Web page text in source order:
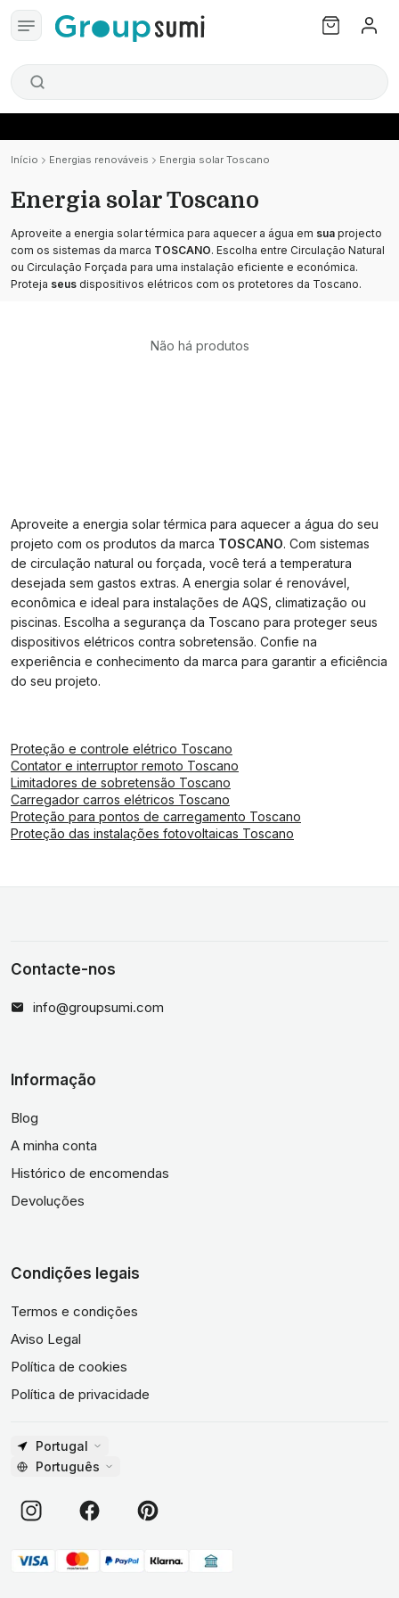
Início Energias renováveis Energia solar Toscano
Energia solar Toscano
Aproveite a energia solar térmica para aquecer a água em sua projecto
com os sistemas da marca TOSCANO. Escolha entre Circulação Natural
ou Circulação Forçada para uma instalação eficiente e económica.
Proteja seus dispositivos elétricos com os protetores da Toscano.
Não há produtos
Aproveite a energia solar térmica para aquecer a água do seu
projeto com os produtos da marca TOSCANO. Com sistemas
de circulação natural ou forçada, você terá a temperatura
desejada sem gastos extras. A energia solar é renovável,
econômica e ideal para instalações de AQS, climatização ou
piscinas. Escolha a segurança da Toscano para proteger seus
dispositivos elétricos contra sobretensão. Confie na
experiência e conhecimento da marca para garantir a eficiência
do seu projeto.
Proteção e controle elétrico Toscano
Contator e interruptor remoto Toscano
Limitadores de sobretensão Toscano
Carregador carros elétricos Toscano
Proteção para pontos de carregamento Toscano
Proteção das instalações fotovoltaicas Toscano
Contacte-nos
info@groupsumi.com
Informação
Blog
A minha conta
Histórico de encomendas
Devoluções
Condições legais
Termos e condições
Aviso Legal
Política de cookies
Política de privacidade
Portugal
Português